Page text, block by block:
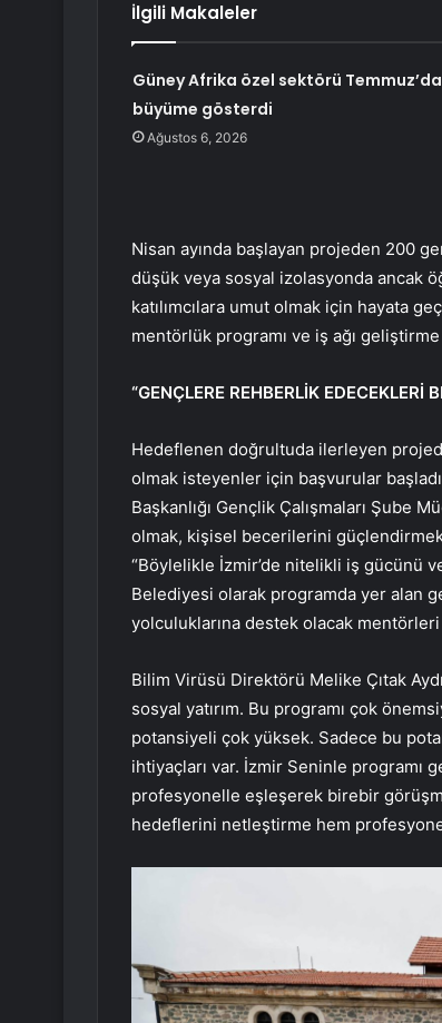
İlgili Makaleler
Güney Afrika özel sektörü
büyüme gösterdi
Ağustos 6, 2026
Nisan ayında başlayan projeden 200
düşük veya sosyal izolasyonda ancak
katılımcılara umut olmak için hayata
mentörlük programı ve iş ağı
“GENÇLERE REHBERLİK EDECEKLERİ
Hedeflenen doğrultuda ilerleyen
olmak isteyenler için başvurular
Başkanlığı Gençlik Çalışmaları Şube
olmak, kişisel becerilerini güçlendirmek
“Böylelikle İzmir’de nitelikli iş gücünü
Belediyesi olarak programda yer alan
yolculuklarına destek olacak
Bilim Virüsü Direktörü Melike Çıtak
sosyal yatırım. Bu programı çok
potansiyeli çok yüksek. Sadece bu
ihtiyaçları var. İzmir Seninle programı
profesyonelle eşleşerek birebir
hedeflerini netleştirme hem